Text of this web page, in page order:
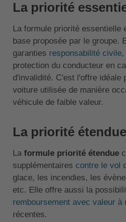
La priorité
La formule priorité essentielle
base proposée par le groupe.
garanties responsabilité civile,
protection du conducteur en
d'invalidité. C'est l'offre idéale
voiture utilisée de manière
véhicule de faible valeur.
La priorité étendue
La formule priorité étendue
supplémentaires contre le vol
glace, les incendies, les
etc. Elle offre aussi la
remboursement avec valeur à
récentes.